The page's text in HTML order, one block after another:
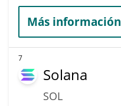
Más información
7
Solana
SOL